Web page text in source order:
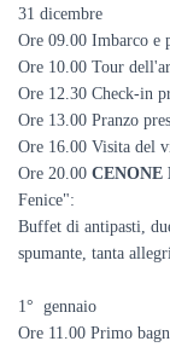
31 dicembre
Ore 09.00 Imbarco e
Ore 10.00 Tour
Ore 12.30 Check-in
Ore 13.00 Pranzo
Ore 16.00 Visita del
Ore 20.00 CENONE
Fenice":
Buffet di antipasti,
spumante, tanta
1° gennaio
Ore 11.00 Primo